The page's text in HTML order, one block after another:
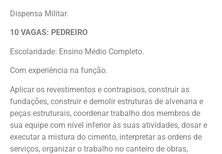
Dispensa Militar.
10 VAGAS: PEDREIRO
Escolaridade: Ensino Médio Completo.
Com experiência na função.
Aplicar os revestimentos e contrapisos, construir as
fundações, construir e demolir estruturas de alvenaria e
peças estruturais, coordenar trabalho dos membros de
sua equipe com nível inferior às suas atividades, dosar e
executar a mistura do cimento, interpretar as ordens de
serviços, organizar o trabalho no canteiro de obras,